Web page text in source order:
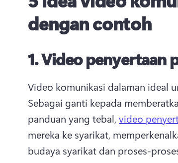
dengan contoh
1.Video penyertaan
Sebagai ganti kepada
panduan yang tebal, video
mereka ke syarikat,
budaya syarikat dan proses-